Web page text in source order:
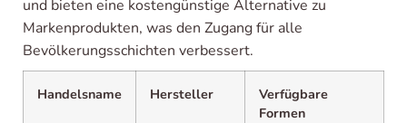
und bieten eine kostengünstige Alternative zu
Markenprodukten, was den Zugang für alle
Bevölkerungsschichten verbessert.
Handelsname Hersteller
Verfügbare
Formen